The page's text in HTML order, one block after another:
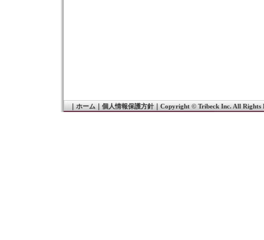
ホーム｜ 個人情報保護方針｜ Copyright © Tribeck Inc. All Rights